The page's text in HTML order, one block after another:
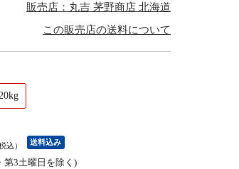
販売店：丸吉 茅野商店 北海道
この販売店の送料について
20kg
込） 送料込み
第3土曜日を除く)